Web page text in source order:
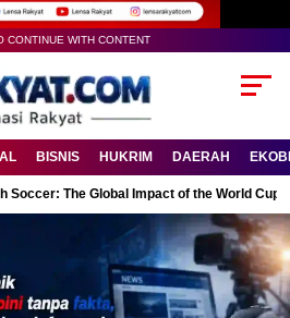
CONTINUE WITH CONTENT
BISNIS HUKRIM DAERAH
Soccer: The Global Impact of the World Cup